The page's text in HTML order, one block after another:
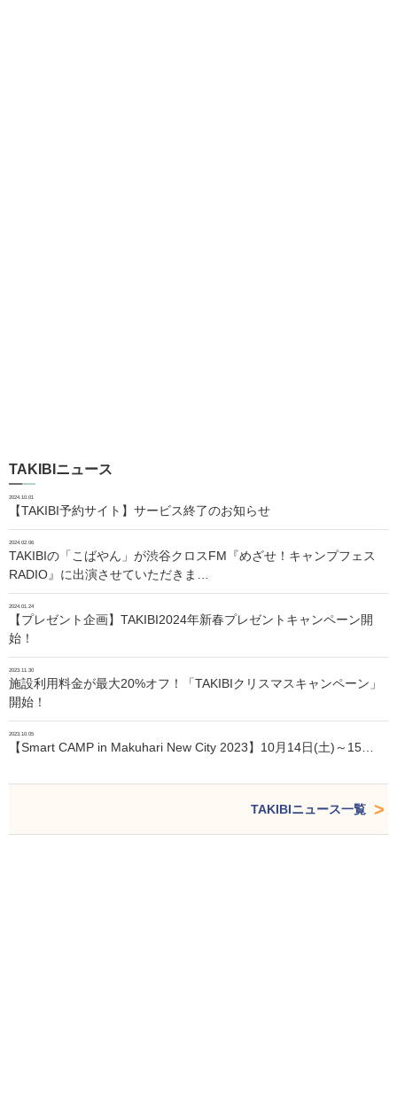
TAKIBIニュース
2024.10.01
【TAKIBI予約サイト】サービス終了のお知らせ
2024.02.06
TAKIBIの「こばやん」が渋谷クロスFM『めざせ！キャンプフェス
RADIO』に出演させていただきま…
2024.01.24
【プレゼント企画】TAKIBI2024年新春プレゼントキャンペーン開
始！
2023.11.30
施設利用料金が最大20%オフ！「TAKIBIクリスマスキャンペーン」
開始！
2023.10.05
【Smart CAMP in Makuhari New City 2023】10月14日(土)～15…
TAKIBIニュース一覧